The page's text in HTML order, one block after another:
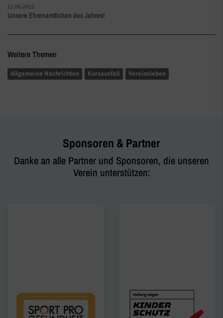
12.06.2023
Unsere Ehrenamtlichen des Jahres!
Weitere Themen
Allgemeine Nachrichten Kursausfall Vereinsleben
Sponsoren & Partner
Danke an alle Partner und Sponsoren, die unseren
Verein unterstützen: